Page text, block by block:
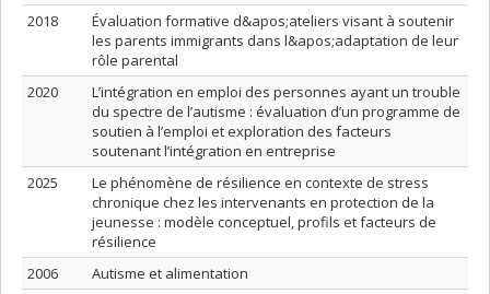
2018
Évaluation formative d&apos;ateliers visant à soutenir
les parents immigrants dans l&apos;adaptation de leur
rôle parental
2020
L’intégration en emploi des personnes ayant un trouble
du spectre de l’autisme : évaluation d’un programme de
soutien à l’emploi et exploration des facteurs
soutenant l’intégration en entreprise
2025
Le phénomène de résilience en contexte de stress
chronique chez les intervenants en protection de la
jeunesse : modèle conceptuel, profils et facteurs de
résilience
2006
Autisme et alimentation